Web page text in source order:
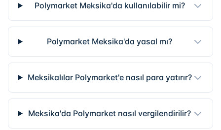
Polymarket Meksika'da kullanılabilir mi?
Polymarket Meksika'da yasal mı?
Meksikalılar Polymarket'e nasıl para yatırır?
Meksika'da Polymarket nasıl vergilendirilir?